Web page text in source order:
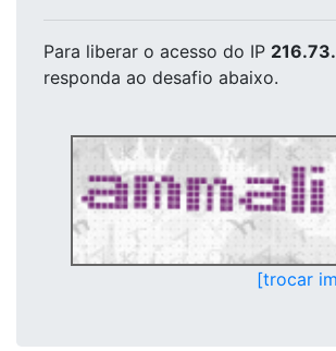
Para liberar o acesso do IP
responda ao desafio abaixo.
[trocar